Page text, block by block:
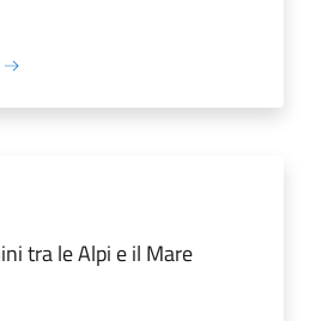
tra le Alpi e il Mare